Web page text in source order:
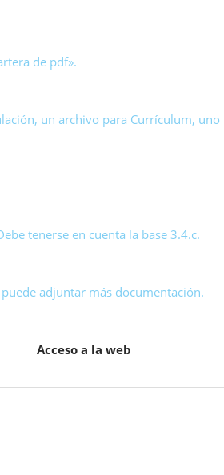
de pdf».
un archivo para Currículum,
tenerse en cuenta la base 3.4.c.
adjuntar más documentación.
Acceso a la web